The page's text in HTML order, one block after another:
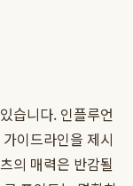
습니다. 인플루언
이드라인을 제시
의 매력은 반감될